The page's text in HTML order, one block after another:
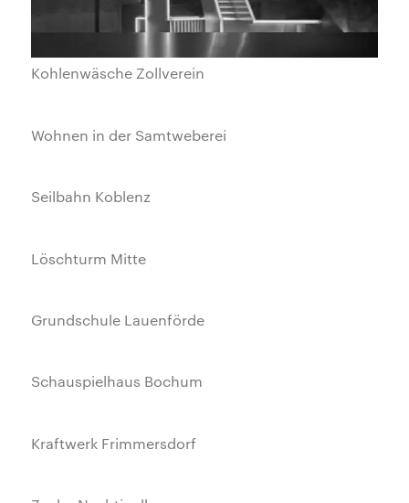
Kohlenwäsche Zollverein
Wohnen in der Samtweberei
Seilbahn Koblenz
Löschturm Mitte
Grundschule Lauenförde
Schauspielhaus Bochum
Kraftwerk Frimmersdorf